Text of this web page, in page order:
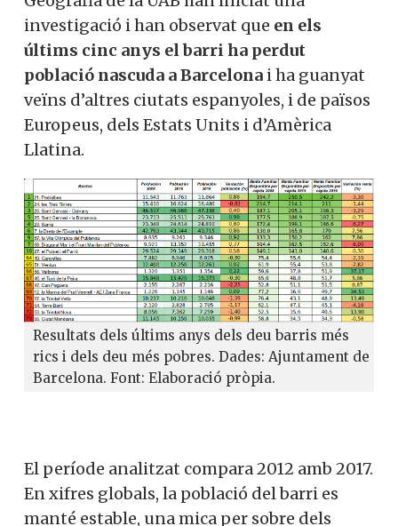
investigació i han observat que en els
últims cinc anys el barri ha perdut
població nascuda a Barcelona i ha guanyat
veïns d’altres ciutats espanyoles, i de països
Europeus, dels Estats Units i d’Amèrica
Llatina.
Resultats dels últims anys dels deu barris més
rics i dels deu més pobres. Dades: Ajuntament de
Barcelona. Font: Elaboració pròpia.
El període analitzat compara 2012 amb 2017.
En xifres globals, la població del barri es
manté estable, una mica per sobre dels